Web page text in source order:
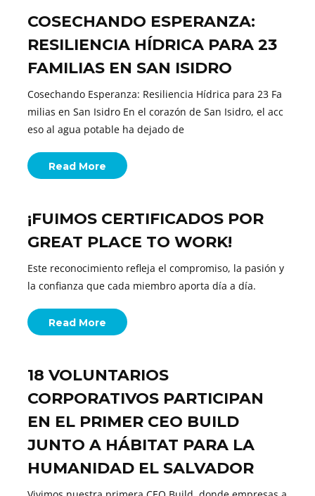
COSECHANDO ESPERANZA:
RESILIENCIA HÍDRICA PARA 23
FAMILIAS EN SAN ISIDRO
Cosechando Esperanza: Resiliencia Hídrica para 23 Fa
milias en San Isidro En el corazón de San Isidro, el acc
eso al agua potable ha dejado de
Read More
¡FUIMOS CERTIFICADOS POR
GREAT PLACE TO WORK!
Este reconocimiento refleja el compromiso, la pasión y
la confianza que cada miembro aporta día a día.
Read More
18 VOLUNTARIOS
CORPORATIVOS PARTICIPAN
EN EL PRIMER CEO BUILD
JUNTO A HÁBITAT PARA LA
HUMANIDAD EL SALVADOR